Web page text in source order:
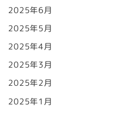
2025年6月
2025年5月
2025年4月
2025年3月
2025年2月
2025年1月